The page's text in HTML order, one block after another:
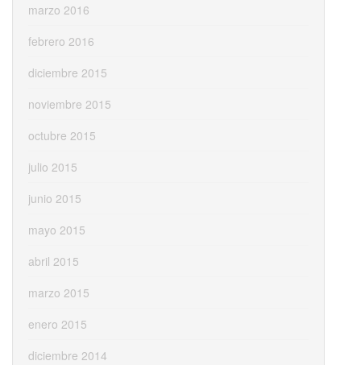
marzo 2016
febrero 2016
diciembre 2015
noviembre 2015
octubre 2015
julio 2015
junio 2015
mayo 2015
abril 2015
marzo 2015
enero 2015
diciembre 2014